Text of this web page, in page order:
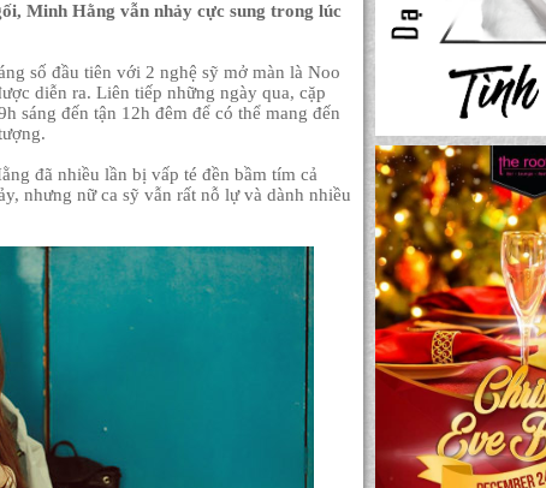
Minh Hằng vẫn nhảy cực sung trong lúc
số đầu tiên với 2 nghệ sỹ mở màn là Noo
diễn ra. Liên tiếp những ngày qua, cặp
sáng đến tận 12h đêm để có thể mang đến
đã nhiều lần bị vấp té đền bầm tím cả
nhưng nữ ca sỹ vẫn rất nỗ lự và dành nhiều